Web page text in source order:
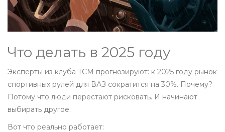
Что делать в 2025 году
Эксперты из клуба TCM прогнозируют: к 2025 году рынок
спортивных рулей для ВАЗ сократится на 30%. Почему?
Потому что люди перестают рисковать. И начинают
выбирать другое.
Вот что реально работает: